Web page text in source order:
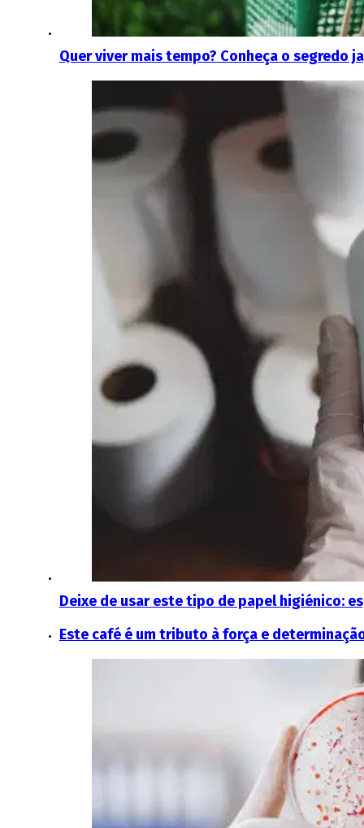
Quer viver mais tempo? Conheça o segredo
Deixe de usar este tipo de papel higiénico:
Este café é um tributo à força e